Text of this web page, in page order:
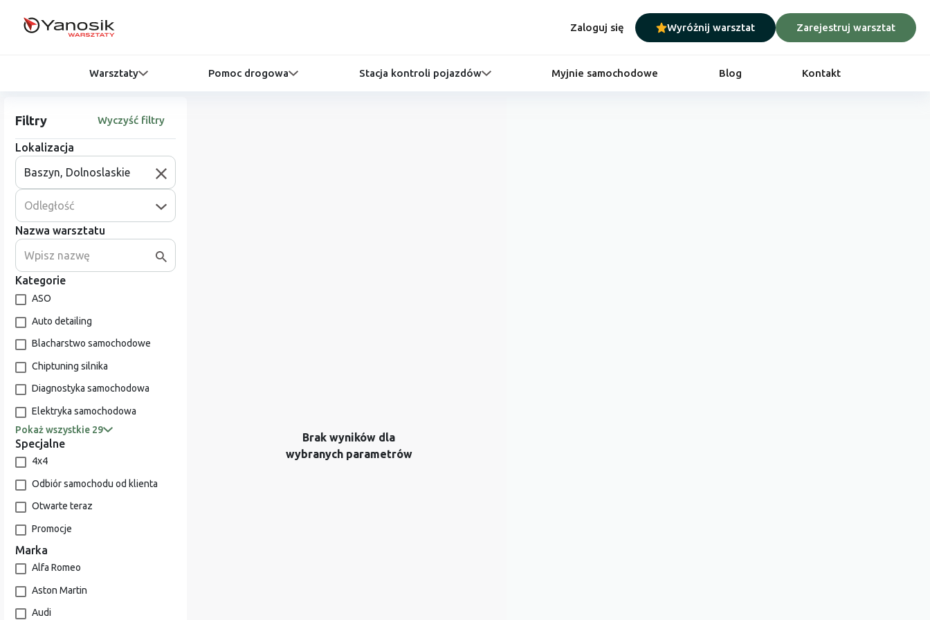
Zaloguj się Wyróżnij warsztat Zarejestruj warsztat
Warsztaty Pomoc drogowa Stacja kontroli pojazdów Myjnie samochodowe Blog Kontakt
Filtry Wyczyść filtry
Lokalizacja
Odległość
Nazwa warsztatu
Kategorie
ASO
Auto detailing
Blacharstwo samochodowe
Chiptuning silnika
Diagnostyka samochodowa
Elektryka samochodowa
Pokaż wszystkie 29
Specjalne
4x4
Odbiór samochodu od klienta
Otwarte teraz
Promocje
Marka
Alfa Romeo
Aston Martin
Audi
Brak wyników dla
wybranych parametrów